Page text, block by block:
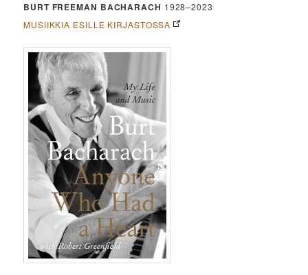
BURT FREEMAN BACHARACH 1928–2023
MUSIIKKIA ESILLE KIRJASTOSSA